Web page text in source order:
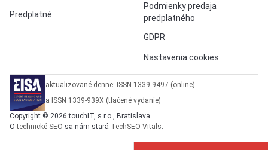
Predplatné
Podmienky predaja
predplatného
GDPR
Nastavenia cookies
aktualizované denne: ISSN 1339-9497 (online)
a ISSN 1339-939X (tlačené vydanie)
Copyright © 2026 touchIT, s.r.o., Bratislava.
Otechnické SEO sa nám stará TechSEO Vitals.